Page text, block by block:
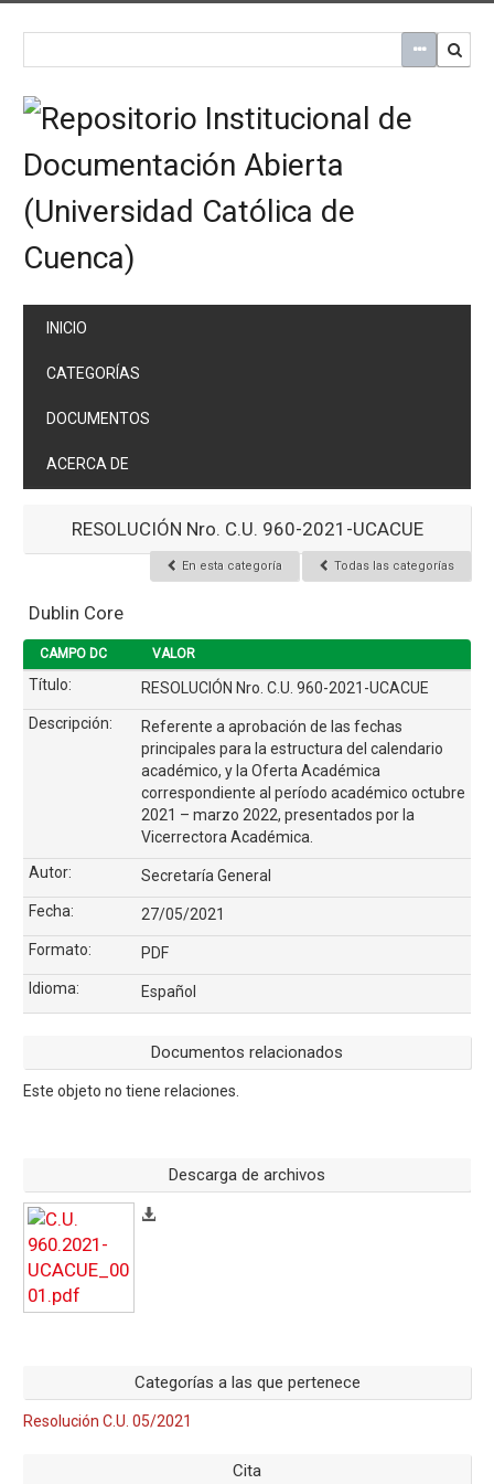
INICIO
CATEGORÍAS
DOCUMENTOS
ACERCA DE
RESOLUCIÓN Nro. C.U. 960-2021-UCACUE
En esta categoría Todas las categorías
Dublin Core
CAMPO DC VALOR
Título:
RESOLUCIÓN Nro. C.U. 960-2021-UCACUE
Descripción:
Referente a aprobación de las fechas
principales para la estructura del calendario
académico, y la Oferta Académica
correspondiente al período académico octubre
2021 – marzo 2022, presentados por la
Vicerrectora Académica.
Autor:
Secretaría General
Fecha:
27/05/2021
Formato:
PDF
Idioma:
Español
Documentos relacionados
Este objeto no tiene relaciones.
Descarga de archivos
Categorías a las que pertenece
Resolución C.U. 05/2021
Cita